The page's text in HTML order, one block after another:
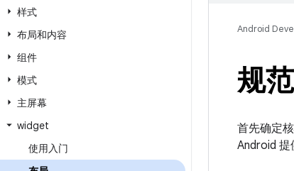
样式
布局和内容
组件
模式
主屏幕
widget
使用入门
Android
规
首先确定
Android 提